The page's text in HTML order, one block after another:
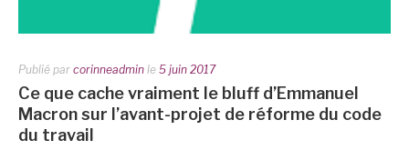
Publié par corinneadmin le 5 juin 2017
Ce que cache vraiment le bluff d’Emmanuel
Macron sur l’avant-projet de réforme du code
du travail